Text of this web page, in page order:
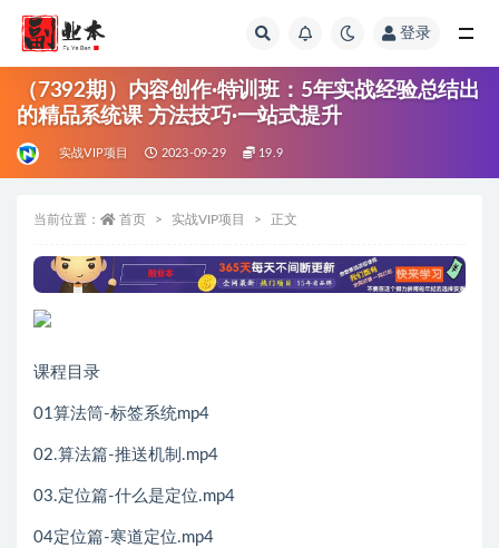
登录
（7392期）内容创作·特训班：5年实战经验总结出
的精品系统课 方法技巧·一站式提升
实战VIP项目 2023-09-29 19.9
当前位置： 首页 实战VIP项目 正文
课程目录
01算法筒-标签系统mp4
02.算法篇-推送机制.mp4
03.定位篇-什么是定位.mp4
04定位篇-寒道定位.mp4